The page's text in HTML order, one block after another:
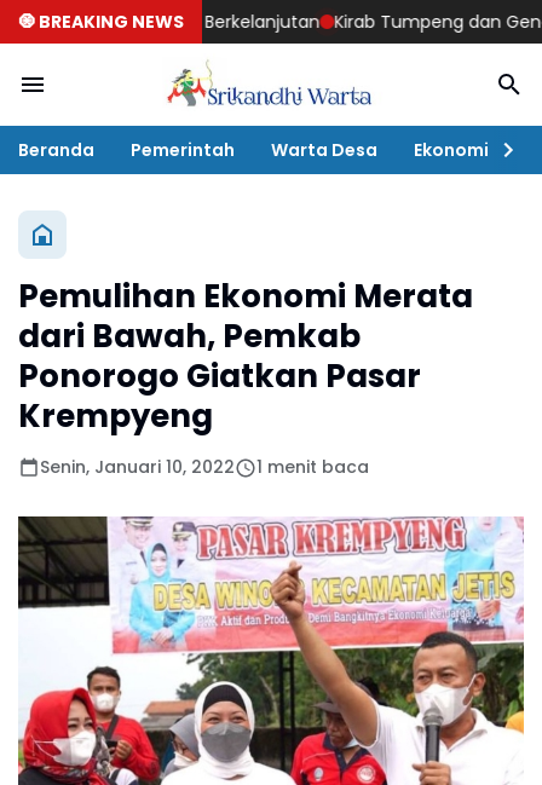
🧿 BREAKING NEWS
Berkelanjutan Kirab Tumpeng dan Genduri Akbar
Beranda Pemerintah Warta Desa Ekonomi
Pemulihan Ekonomi Merata
dari Bawah, Pemkab
Ponorogo Giatkan Pasar
Krempyeng
Senin, Januari 10, 2022 1 menit baca